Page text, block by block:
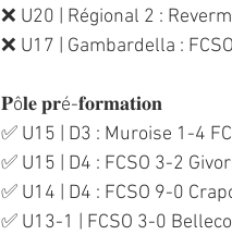
❌ U20 | Régional 2 :
❌ U17 | Gambardella :
𝐏ô𝐥𝐞 𝐩𝐫é-𝐟𝐨𝐫𝐦𝐚𝐭𝐢𝐨𝐧
✅ U15 | D3 : Muroise 1-4
✅ U15 | D4 : FCSO 3-2
✅ U14 | D4 : FCSO 9-0
✅ U13-1 | FCSO 3-0